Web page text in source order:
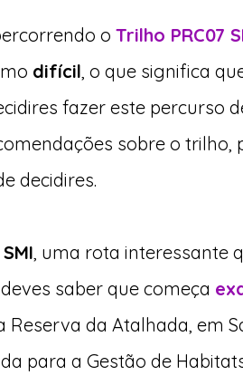
o Trilho PRC07
difícil, o que significa
fazer este percurso
sobre o trilho,
decidires.
, uma rota interessante
saber que começa
Reserva da Atalhada, em
para a Gestão de